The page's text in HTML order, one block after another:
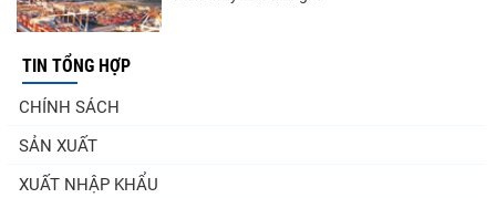
TIN TỔNG HỢP
CHÍNH SÁCH
SẢN XUẤT
XUẤT NHẬP KHẨU